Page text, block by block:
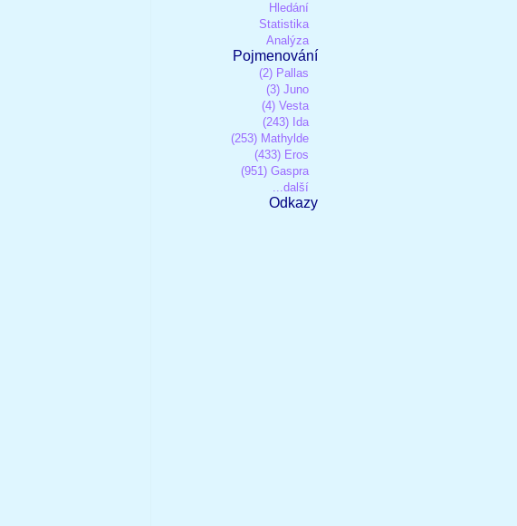
Hledání
Statistika
Analýza
Pojmenování
(2) Pallas
(3) Juno
(4) Vesta
(243) Ida
(253) Mathylde
(433) Eros
(951) Gaspra
...další
Odkazy